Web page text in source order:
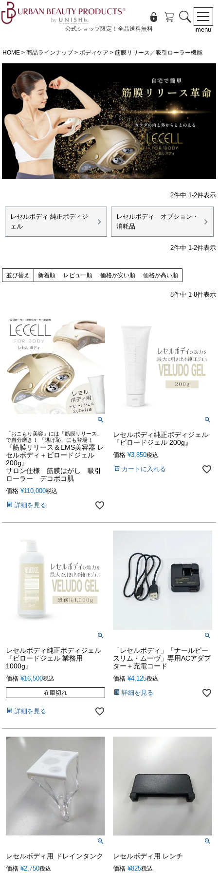
menu
公式ショップ限定！全品送料無料
HOME 商品ラインナップ ボディケア 筋膜リリース／吸引ローラー機能
2件中 1-2件表示
レセルボディ 純正ボディジ
ェル
レセルボディ オプション・
消耗品
2件中 1 -2件表示
並び替え 新着順 レビュー順 価格が安い順 価格が高い順
8件中 1 -8件表示
「おこもり美容」には「筋膜リリース」
で自分磨き！ 「逃げ恥」にも登場！
『筋膜リリース＆EMS美容器 レ
セルボディ＋ビロードジェル
200g』
サロン仕様 筋膜はがし 吸引
ローラー デコボコ肌
価格 ¥110,000税込
詳細を見る
レセルボディ純正ボディジェル
『ビロードジェル 200g』
価格 ¥3,850税込
カートに入れる
レセルボディ純正ボディジェル
『ビロードジェル 業務用
1000g』
価格 ¥16,500税込
在庫切れ
詳細を見る
「レセルボディ」「ナールピー
スリム・ムーヴ」専用ACアダプ
ター＋充電コード
価格 ¥4,125税込
詳細を見る
レセルボディ用 ドレインタンク
価格 ¥2,750税込
レセルボディ用 レンチ
価格 ¥825税込